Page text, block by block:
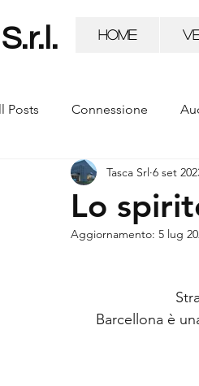
Home
Posts Connessione
Accessori Originali
Lo
Tasca Srl 6 set
Aggiornamento: 5 lug
Barcellona è